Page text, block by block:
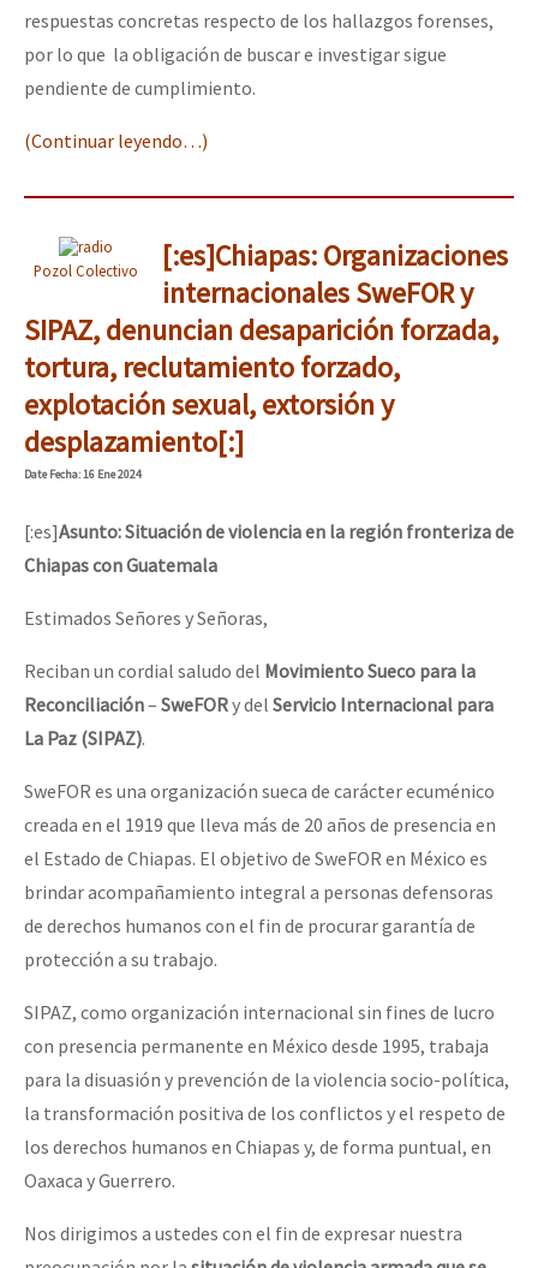
respuestas concretas respecto de los hallazgos forenses,
por lo que la obligación de buscar e investigar sigue
pendiente de cumplimiento.
(Continuar leyendo…)
Pozol Colectivo
[:es]Chiapas: Organizaciones
internacionales SweFOR y
SIPAZ, denuncian desaparición forzada,
tortura, reclutamiento forzado,
explotación sexual, extorsión y
desplazamiento[:]
DateFecha: 16 Ene 2024
[:es]Asunto: Situación de violencia en la región fronteriza de
Chiapas con Guatemala
Estimados Señores y Señoras,
Reciban un cordial saludo del Movimiento Sueco para la
Reconciliación– SweFORy del Servicio Internacional para
La Paz (SIPAZ).
SweFOR es una organización sueca de carácter ecuménico
creada en el 1919 que lleva más de 20 años de presencia en
el Estado de Chiapas. El objetivo de SweFOR en México es
brindar acompañamiento integral a personas defensoras
de derechos humanos con el fin de procurar garantía de
protección a su trabajo.
SIPAZ, como organización internacional sin fines de lucro
con presencia permanente en México desde 1995, trabaja
para la disuasión y prevención de la violencia socio-política,
la transformación positiva de los conflictos y el respeto de
los derechos humanos en Chiapas y, de forma puntual, en
Oaxaca y Guerrero.
Nos dirigimos a ustedes con el fin de expresar nuestra